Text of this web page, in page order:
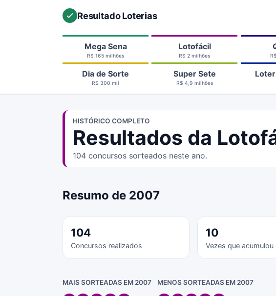
Resultado Loterias
Mega Sena
R$ 165 milhões
Lotofácil
R$ 2 milhões
Dia de Sorte
R$ 300 mil
Super Sete
R$ 4,9 milhões
HISTÓRICO COMPLETO
Resultados da
104 concursos sorteados neste ano.
Resumo de 2007
104
Concursos realizados
10
Vezes que acumulou
MAIS SORTEADAS EM 2007 MENOS SORTEADAS EM 2007